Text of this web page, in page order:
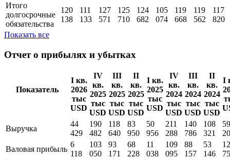
Итого
долгосрочные
обязательства
120
138
111
133
127
571
125
710
124
682
105
074
119
668
119
562
117
820
Показать все
Отчет о прибылях и убытках
Показатель
I кв.
2026
тыс
USD
IV
кв.
2025
тыс
USD
III
кв.
2025
тыс
USD
II
кв.
2025
тыс
USD
I кв.
2025
тыс
USD
IV
кв.
2024
тыс
USD
III
кв.
2024
тыс
USD
II
кв.
2024
тыс
USD
I
Выручка
44
429
190
482
118
640
83
950
50
956
211
288
140
786
108
321
59
Валовая прибыль
6
118
103
050
93
171
68
228
11
038
109
095
88
157
53
146
12